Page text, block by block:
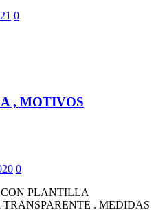
0
, MOTIVOS
0
PLANTILLA
. MEDIDAS